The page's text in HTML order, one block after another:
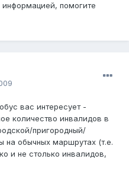
информацией, помогите
вас интересует -
количество инвалидов в
пригородный/
на обычных маршрутах (т.е.
и не столько инвалидов,